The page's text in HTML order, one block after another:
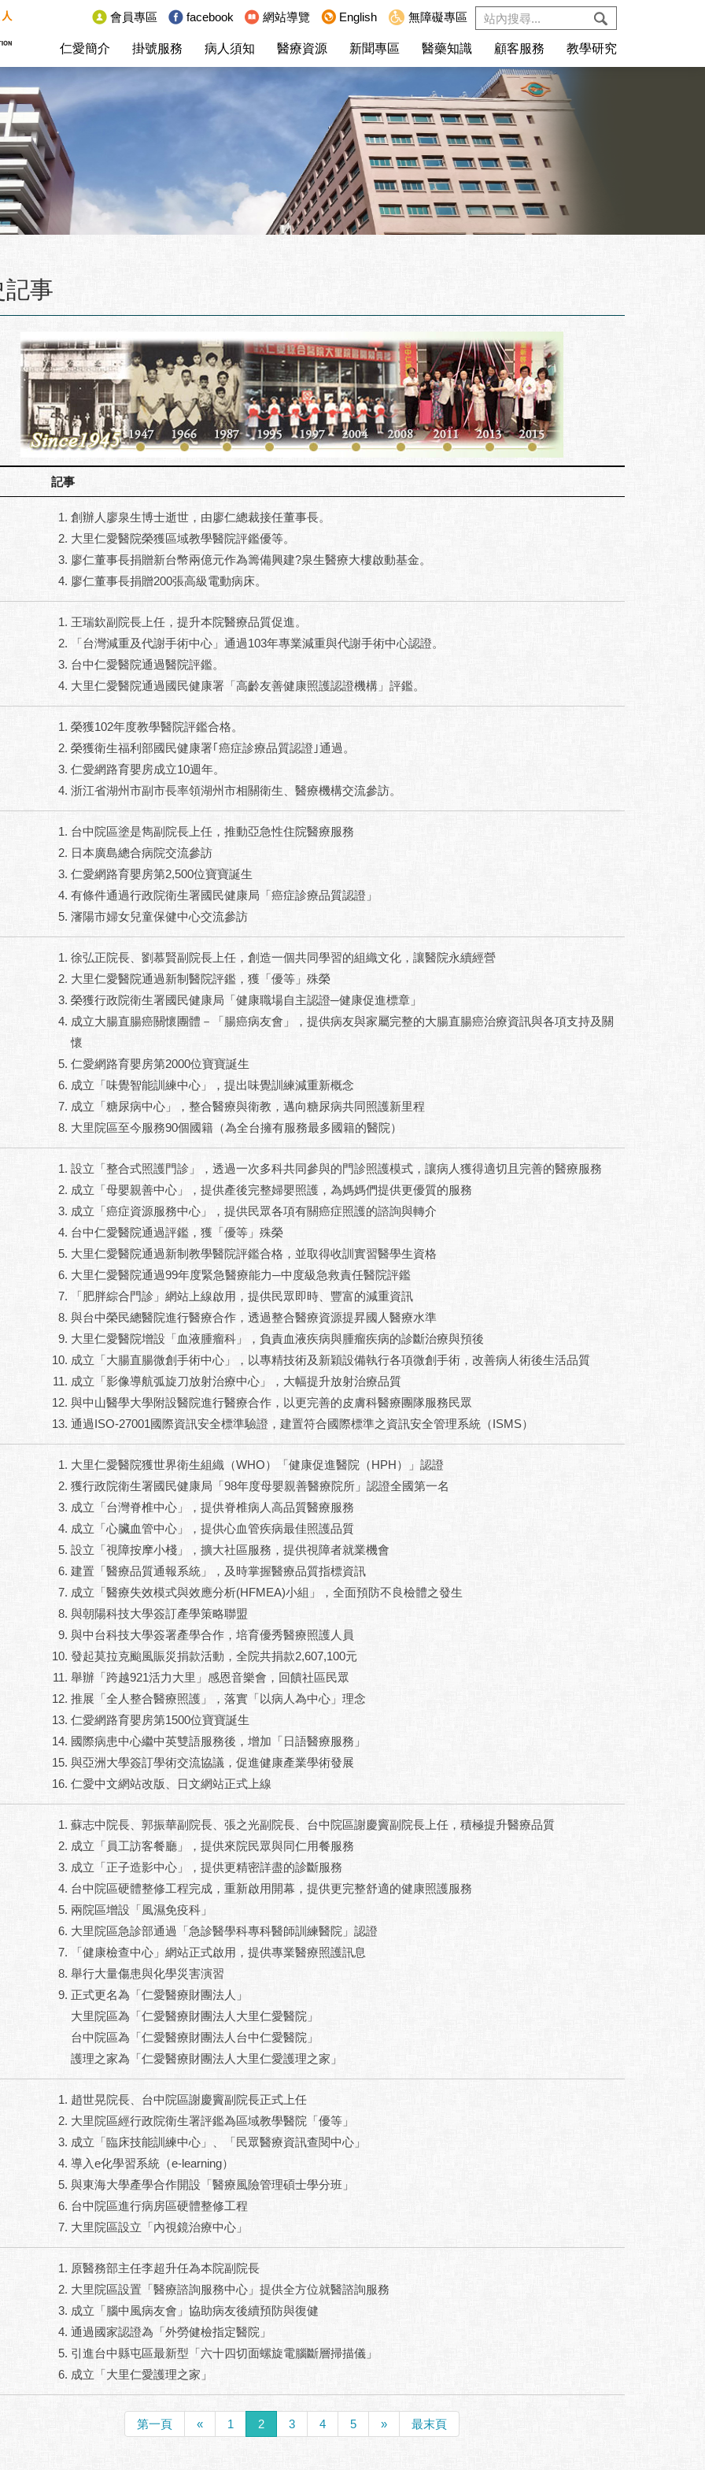
仁愛簡介 掛號服務 病人須知 醫療資源 新聞專區 醫藥知識 顧客服務 教學研究
會員專區 facebook 網站導覽 English 無障礙專區
記事
記事
創辦人廖泉生博士逝世，由廖仁總裁接任董事長。
大里仁愛醫院榮獲區域教學醫院評鑑優等。
廖仁董事長捐贈新台幣兩億元作為籌備興建?泉生醫療大樓啟動基金。
廖仁董事長捐贈200張高級電動病床。
王瑞欽副院長上任，提升本院醫療品質促進。
「台灣減重及代謝手術中心」通過103年專業減重與代謝手術中心認證。
台中仁愛醫院通過醫院評鑑。
大里仁愛醫院通過國民健康署「高齡友善健康照護認證機構」評鑑。
榮獲102年度教學醫院評鑑合格。
榮獲衛生福利部國民健康署｢癌症診療品質認證｣通過。
仁愛網路育嬰房成立10週年。
浙江省湖州市副市長率領湖州市相關衛生、醫療機構交流參訪。
台中院區塗是雋副院長上任，推動亞急性住院醫療服務
日本廣島總合病院交流參訪
仁愛網路育嬰房第2,500位寶寶誕生
有條件通過行政院衛生署國民健康局「癌症診療品質認證」
瀋陽市婦女兒童保健中心交流參訪
徐弘正院長、劉慕賢副院長上任，創造一個共同學習的組織文化，讓醫院永續經營
大里仁愛醫院通過新制醫院評鑑，獲「優等」殊榮
榮獲行政院衛生署國民健康局「健康職場自主認證─健康促進標章」
成立大腸直腸癌關懷團體－「腸癌病友會」，提供病友與家屬完整的大腸直腸癌治療資訊與各項支持及關
懷
仁愛網路育嬰房第2000位寶寶誕生
成立「味覺智能訓練中心」，提出味覺訓練減重新概念
成立「糖尿病中心」，整合醫療與衛教，邁向糖尿病共同照護新里程
大里院區至今服務90個國籍（為全台擁有服務最多國籍的醫院）
設立「整合式照護門診」，透過一次多科共同參與的門診照護模式，讓病人獲得適切且完善的醫療服務
成立「母嬰親善中心」，提供產後完整婦嬰照護，為媽媽們提供更優質的服務
成立「癌症資源服務中心」，提供民眾各項有關癌症照護的諮詢與轉介
台中仁愛醫院通過評鑑，獲「優等」殊榮
大里仁愛醫院通過新制教學醫院評鑑合格，並取得收訓實習醫學生資格
大里仁愛醫院通過99年度緊急醫療能力─中度級急救責任醫院評鑑
「肥胖綜合門診」網站上線啟用，提供民眾即時、豐富的減重資訊
與台中榮民總醫院進行醫療合作，透過整合醫療資源提昇國人醫療水準
大里仁愛醫院增設「血液腫瘤科」，負責血液疾病與腫瘤疾病的診斷治療與預後
成立「大腸直腸微創手術中心」，以專精技術及新穎設備執行各項微創手術，改善病人術後生活品質
成立「影像導航弧旋刀放射治療中心」，大幅提升放射治療品質
與中山醫學大學附設醫院進行醫療合作，以更完善的皮膚科醫療團隊服務民眾
通過ISO-27001國際資訊安全標準驗證，建置符合國際標準之資訊安全管理系統（ISMS）
大里仁愛醫院獲世界衛生組織（WHO）「健康促進醫院（HPH）」認證
獲行政院衛生署國民健康局「98年度母嬰親善醫療院所」認證全國第一名
成立「台灣脊椎中心」，提供脊椎病人高品質醫療服務
成立「心臟血管中心」，提供心血管疾病最佳照護品質
設立「視障按摩小棧」，擴大社區服務，提供視障者就業機會
建置「醫療品質通報系統」，及時掌握醫療品質指標資訊
成立「醫療失效模式與效應分析(HFMEA)小組」，全面預防不良檢體之發生
與朝陽科技大學簽訂產學策略聯盟
與中台科技大學簽署產學合作，培育優秀醫療照護人員
發起莫拉克颱風賑災捐款活動，全院共捐款2,607,100元
舉辦「跨越921活力大里」感恩音樂會，回饋社區民眾
推展「全人整合醫療照護」，落實「以病人為中心」理念
仁愛網路育嬰房第1500位寶寶誕生
國際病患中心繼中英雙語服務後，增加「日語醫療服務」
與亞洲大學簽訂學術交流協議，促進健康產業學術發展
仁愛中文網站改版、日文網站正式上線
蘇志中院長、郭振華副院長、張之光副院長、台中院區謝慶竇副院長上任，積極提升醫療品質
成立「員工訪客餐廳」，提供來院民眾與同仁用餐服務
成立「正子造影中心」，提供更精密詳盡的診斷服務
台中院區硬體整修工程完成，重新啟用開幕，提供更完整舒適的健康照護服務
兩院區增設「風濕免疫科」
大里院區急診部通過「急診醫學科專科醫師訓練醫院」認證
「健康檢查中心」網站正式啟用，提供專業醫療照護訊息
舉行大量傷患與化學災害演習
正式更名為「仁愛醫療財團法人」
大里院區為「仁愛醫療財團法人大里仁愛醫院」
台中院區為「仁愛醫療財團法人台中仁愛醫院」
護理之家為「仁愛醫療財團法人大里仁愛護理之家」
趙世晃院長、台中院區謝慶竇副院長正式上任
大里院區經行政院衛生署評鑑為區域教學醫院「優等」
成立「臨床技能訓練中心」、「民眾醫療資訊查閱中心」
導入e化學習系統（e-learning）
與東海大學產學合作開設「醫療風險管理碩士學分班」
台中院區進行病房區硬體整修工程
大里院區設立「內視鏡治療中心」
原醫務部主任李超升任為本院副院長
大里院區設置「醫療諮詢服務中心」提供全方位就醫諮詢服務
成立「腦中風病友會」協助病友後續預防與復健
通過國家認證為「外勞健檢指定醫院」
引進台中縣屯區最新型「六十四切面螺旋電腦斷層掃描儀」
成立「大里仁愛護理之家」
第一頁 « 1 2 3 4 5 » 最末頁